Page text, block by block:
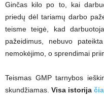
Ginčas kilo po to, kai
priedų dėl tariamų darbo
teisme teigė, kad
pažeidimus, nebuvo
nemokėjimo, o sprendimai
Teismas GMP tarnybos
skundžiamas. Visa istorija čia